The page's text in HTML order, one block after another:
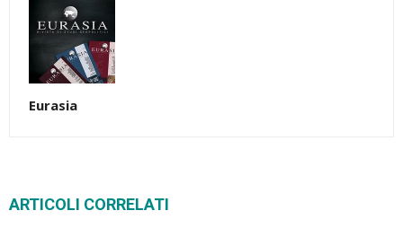
Eurasia
ARTICOLI CORRELATI